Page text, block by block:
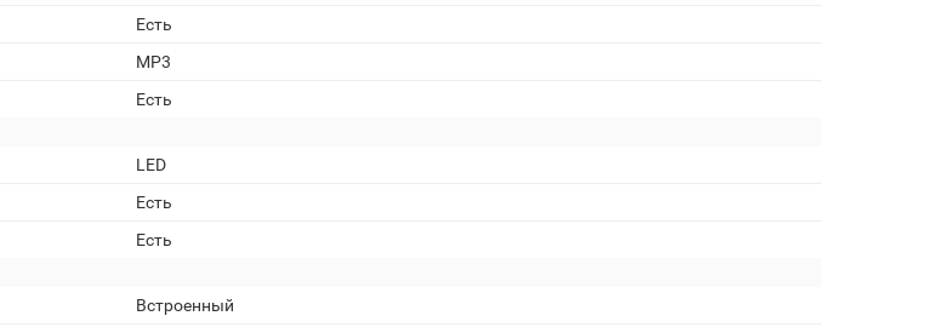
Есть
MP3
Есть
LED
Есть
Есть
Встроенный